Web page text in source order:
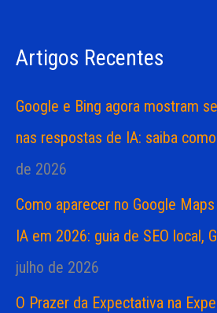
a
r
o
sArtigos Recentes
Google e Bing agora mostram
nas respostas de IA: saiba
de 2026
Como aparecer no Google
IA em 2026: guia de SEO local,
julho de 2026
O Prazer da Expectativa na